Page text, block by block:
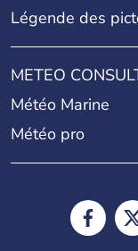
Légende des
METEO
Météo Marine
Météo pro